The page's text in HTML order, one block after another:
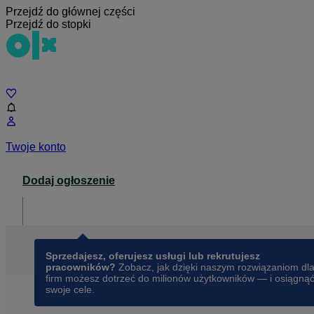
Przejdź do głównej części
Przejdź do stopki
Twoje konto
Dodaj ogłoszenie
Sprzedajesz, oferujesz usługi lub rekrutujesz
pracowników? Zobacz, jak dzięki naszym rozwiązaniom dla
firm możesz dotrzeć do milionów użytkowników — i osiągnąć
swoje cele.